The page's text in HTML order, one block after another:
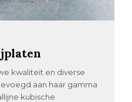
kwaliteit en diverse
aan haar gamma
kubische